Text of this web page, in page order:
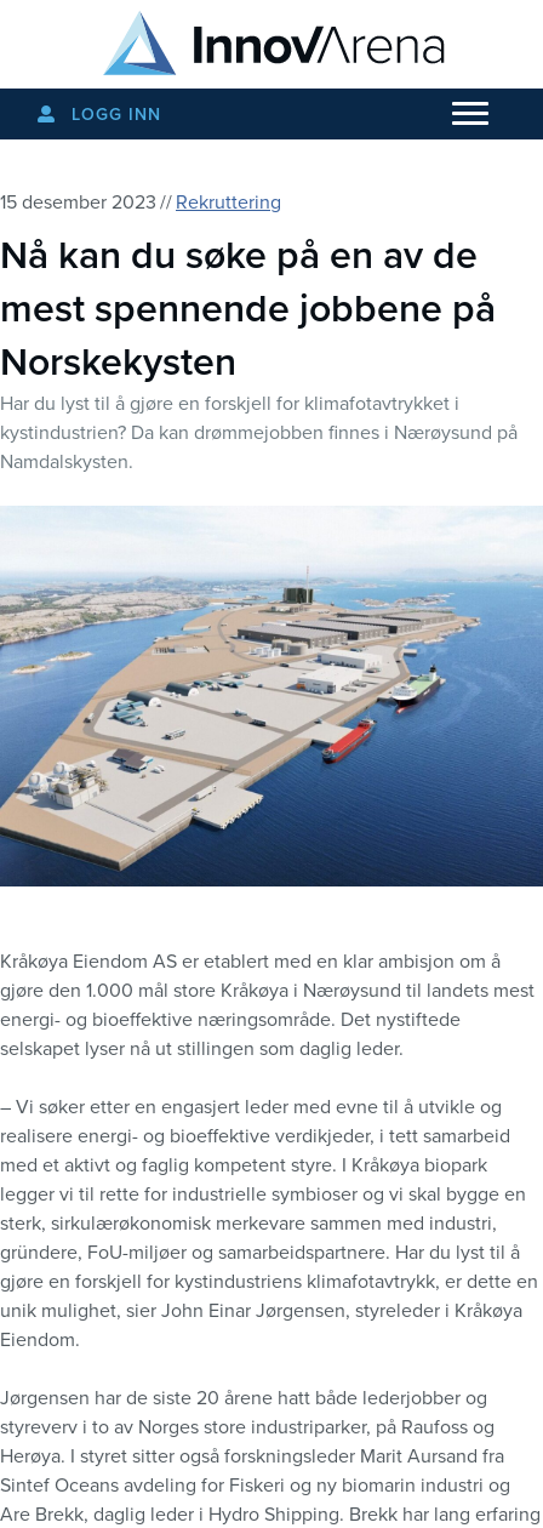
LOGG INN
15 desember 2023 // Rekruttering
Nå kan du søke på en av de
mest spennende jobbene på
Norskekysten
Har du lyst til å gjøre en forskjell for klimafotavtrykket i
kystindustrien? Da kan drømmejobben finnes i Nærøysund på
Namdalskysten.
Kråkøya Eiendom AS er etablert med en klar ambisjon om å
gjøre den 1.000 mål store Kråkøya i Nærøysund til landets mest
energi- og bioeffektive næringsområde. Det nystiftede
selskapet lyser nå ut stillingen som daglig leder.
– Vi søker etter en engasjert leder med evne til å utvikle og
realisere energi- og bioeffektive verdikjeder, i tett samarbeid
med et aktivt og faglig kompetent styre. I Kråkøya biopark
legger vi til rette for industrielle symbioser og vi skal bygge en
sterk, sirkulærøkonomisk merkevare sammen med industri,
gründere, FoU-miljøer og samarbeidspartnere. Har du lyst til å
gjøre en forskjell for kystindustriens klimafotavtrykk, er dette en
unik mulighet, sier John Einar Jørgensen, styreleder i Kråkøya
Eiendom.
Jørgensen har de siste 20 årene hatt både lederjobber og
styreverv i to av Norges store industriparker, på Raufoss og
Herøya. I styret sitter også forskningsleder Marit Aursand fra
Sintef Oceans avdeling for Fiskeri og ny biomarin industri og
Are Brekk, daglig leder i Hydro Shipping. Brekk har lang erfaring